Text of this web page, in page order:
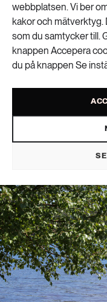
webbplatsen. Vi ber
kakor och mätverktyg.
som du samtycker till.
knappen Accepera
du på knappen Se
Din
svalka